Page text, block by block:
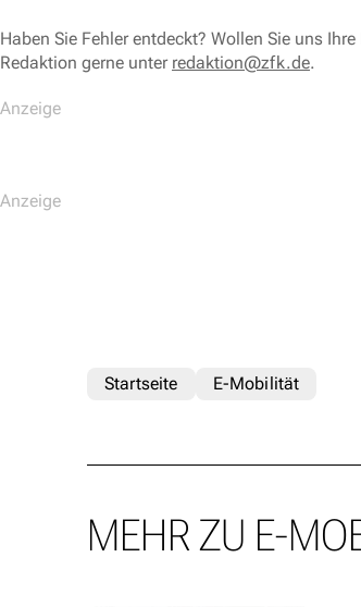
Haben Sie Fehler entdeckt? Wollen Sie uns
Redaktion gerne unter redaktion@zfk.de.
Startseite E-Mobilität
MEHR ZU E-